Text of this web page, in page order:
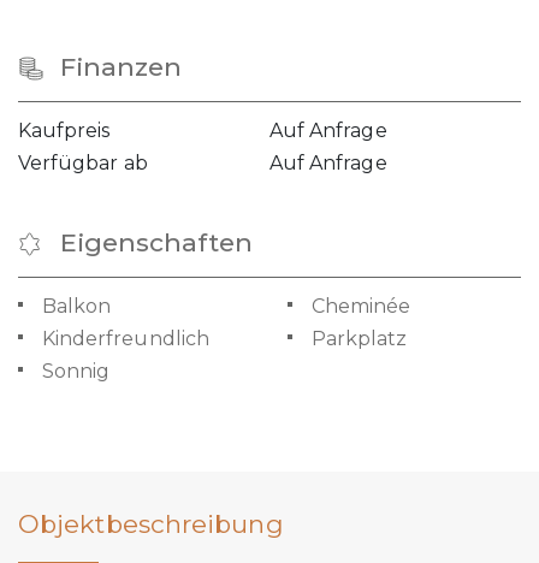
Finanzen
Kaufpreis
Auf Anfrage
Verfügbar ab
Auf Anfrage
Eigenschaften
Balkon
Cheminée
Kinderfreundlich
Parkplatz
Sonnig
Objektbeschreibung